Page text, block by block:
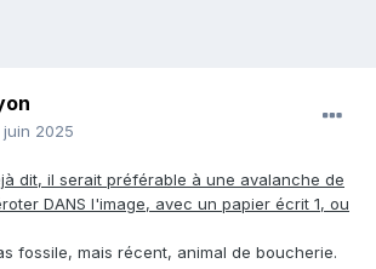
juin 2025
dit, il serait préférable à une avalanche de
DANS l'image, avec un papier écrit 1, ou
fossile, mais récent, animal de boucherie.